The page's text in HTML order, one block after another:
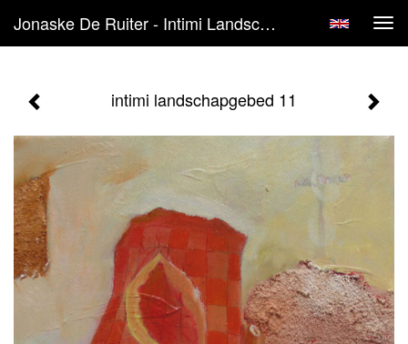
Jonaske De Ruiter - Intimi Landschapgebed 11
intimi landschapgebed 11